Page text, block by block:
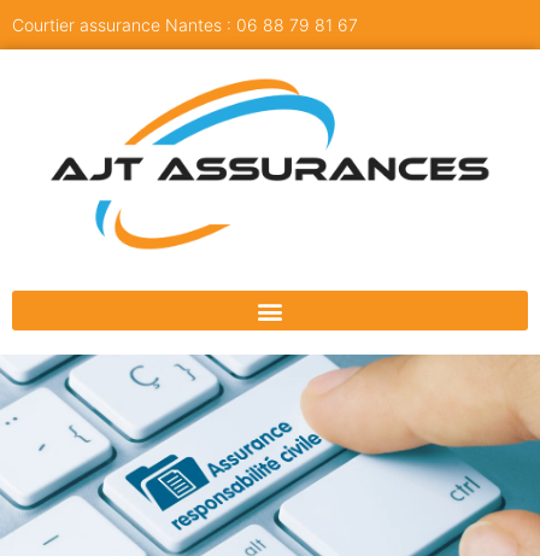
Courtier assurance Nantes : 06 88 79 81 67